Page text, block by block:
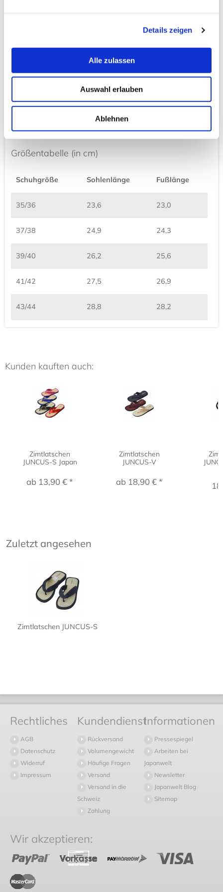
Details zeigen
Alle zulassen
Auswahl erlauben
Ablehnen
Wichtige Hinweise
Zimtallergiker sollten auf das Tragen von Zimtlatschen
Bei hohen sportlichen Belastungen, großer Hitze oder bei
Feuchtigkeit kann Zimtpulver austreten und es kann zu
leichten Verfärbungen kommen.
Größentabelle (in cm)
Schuhgröße Sohlenlänge Fußlänge
35/36 23,6 23,0
37/38 24,9 24,3
39/40 26,2 25,6
41/42 27,5 26,9
43/44 28,8 28,2
Kunden kauften auch:
Zimtlatschen
JUNCUS-S Japan
ab 13,90 € *
Zimtlatschen
JUNCUS-V
ab 18,90 € *
Zuletzt angesehen
Zimtlatschen JUNCUS-S
Rechtliches
AGB
Datenschutz
Widerruf
Impressum
Kundendienst
Rückversand
Volumengewicht
Häufige Fragen
Versand
Versand in die
Schweiz
Zahlung
Informationen
Pressespiegel
Arbeiten bei
Japanwelt
Newsletter
Japanwelt Blog
Sitemap
Wir akzeptieren: